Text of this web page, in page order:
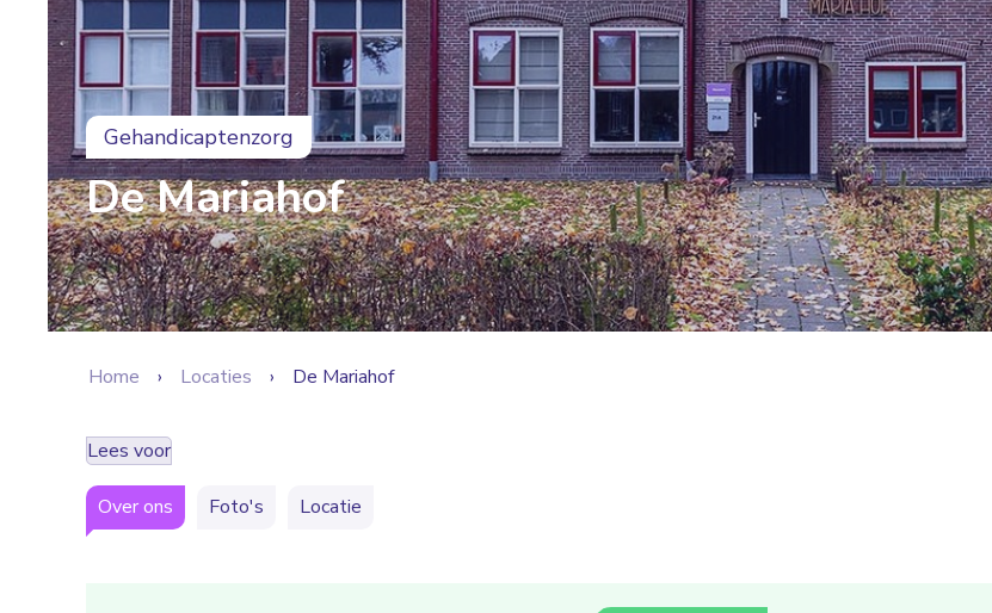
Gehandicaptenzorg
De Mariahof
Home Locaties De Mariahof
Lees voor
Over ons Foto's Locatie